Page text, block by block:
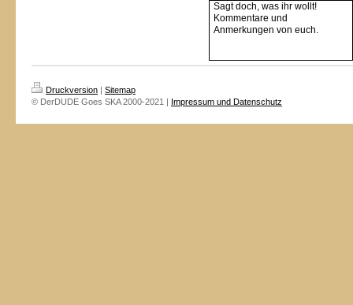
Sagt doch, was ihr wollt!
Kommentare und
Anmerkungen von euch.
Druckversion | Sitemap
© DerDUDE Goes SKA 2000-2021 | Impressum und Datenschutz